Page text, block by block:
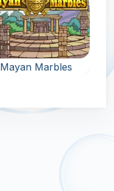
Mayan Marbles
Juego de Bubble
de canicas que
© 2026